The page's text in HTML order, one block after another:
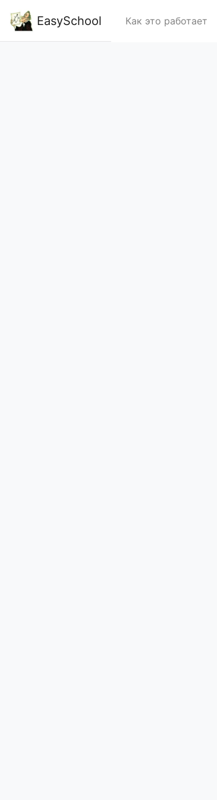
EasySchool Как это работает